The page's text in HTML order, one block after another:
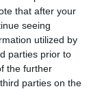
that after your
seeing
utilized by
parties prior to
the further
parties on the